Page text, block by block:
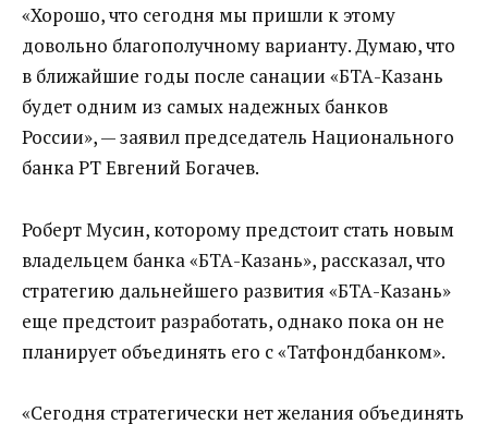
«Хорошо, что сегодня мы пришли к этому
довольно благополучному варианту. Думаю, что
в ближайшие годы после санации «БТА-Казань
будет одним из самых надежных банков
России», — заявил председатель Национального
банка РТ Евгений Богачев.
Роберт Мусин, которому предстоит стать новым
владельцем банка «БТА-Казань», рассказал, что
стратегию дальнейшего развития «БТА-Казань»
еще предстоит разработать, однако пока он не
планирует объединять его с «Татфондбанком».
«Сегодня стратегически нет желания объединять